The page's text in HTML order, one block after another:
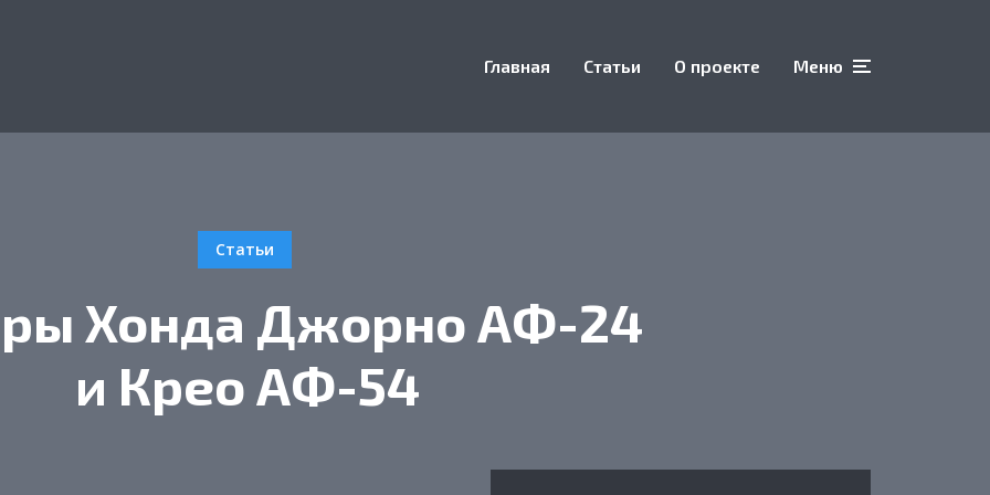
Главная Статьи О проекте Меню
Статьи
Хонда Джорно АФ-24
и Крео АФ-54